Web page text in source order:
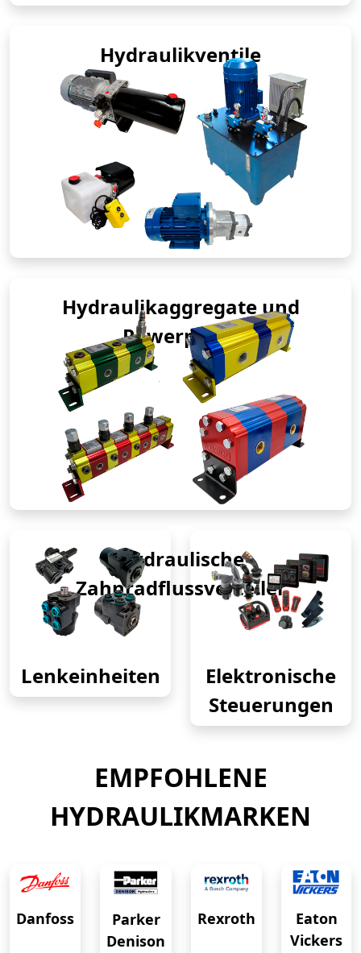
Hydraulikventile
Hydraulikaggregate und
Powerpacks
Hydraulische
Zahnradflussverteiler
Lenkeinheiten
Elektronische
Steuerungen
EMPFOHLENE
HYDRAULIKMARKEN
Danfoss
Parker
Denison
Rexroth
Eaton
Vickers